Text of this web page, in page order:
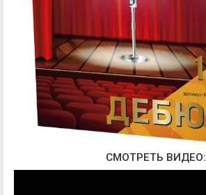
СМОТРЕТЬ ВИДЕО: